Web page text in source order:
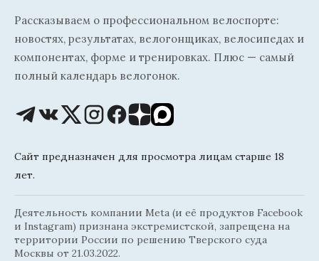
Рассказываем о профессиональном велоспорте:
новостях, результатах, велогонщиках, велосипедах и
компонентах, форме и тренировках. Плюс — самый
полный календарь велогонок.
Сайт предназначен для просмотра лицам старше 18
лет.
Деятельность компании Meta (и её продуктов Facebook
и Instagram) признана экстремистской, запрещена на
территории России по решению Тверского суда
Москвы от 21.03.2022.